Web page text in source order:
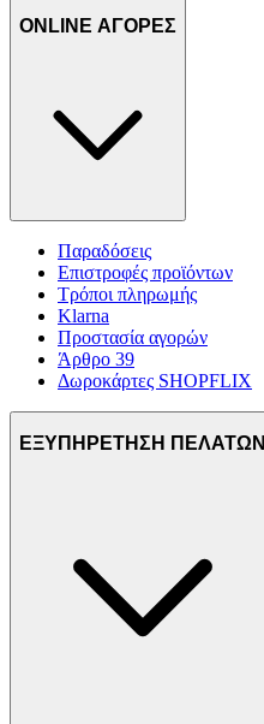
ONLINE ΑΓΟΡΕΣ
Παραδόσεις
Επιστροφές προϊόντων
Τρόποι πληρωμής
Klarna
Προστασία αγορών
Άρθρο 39
Δωροκάρτες SHOPFLIX
ΕΞΥΠΗΡΕΤΗΣΗ ΠΕΛΑΤΩΝ